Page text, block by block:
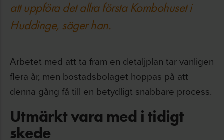
att uppföra det allra första Kombohuset i
Huddinge, säger han.
Arbetet med att ta fram en detaljplan tar vanligen
flera år, men bostadsbolaget hoppas på att
denna gång få till en betydligt snabbare process.
Utmärkt vara med i tidigt
skede